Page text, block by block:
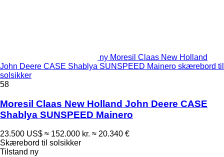
ny Moresil Claas New Holland
John Deere CASE Shablya SUNSPEED Mainero skærebord til
solsikker
58
Moresil Claas New Holland John Deere CASE
Shablya SUNSPEED Mainero
23.500 US$ ≈ 152.000 kr. ≈ 20.340 €
Skærebord til solsikker
Tilstand ny